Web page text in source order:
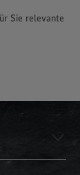
Sie relevante